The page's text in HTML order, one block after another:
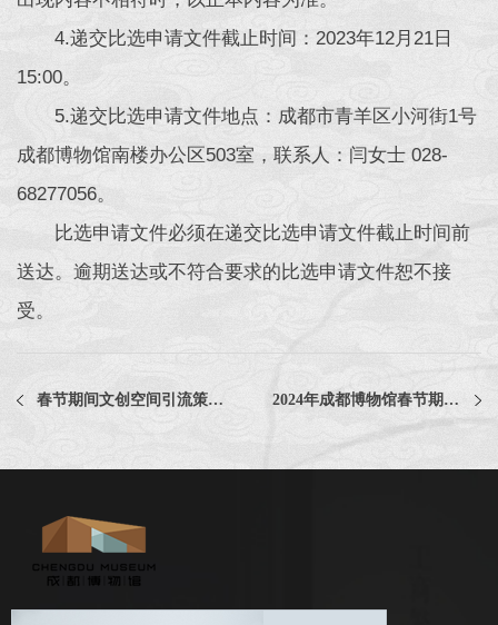
4.递交比选申请文件截止时间：2023年12月21日
15:00。
5.递交比选申请文件地点：成都市青羊区小河街1号
成都博物馆南楼办公区503室，联系人：闫女士 028-
68277056。
比选申请文件必须在递交比选申请文件截止时间前
送达。逾期送达或不符合要求的比选申请文件恕不接
受。
春节期间文创空间引流策划服务项目比选公告 2024年成都博物馆春节期间各楼层植物租摆及维护服务项目中选公告